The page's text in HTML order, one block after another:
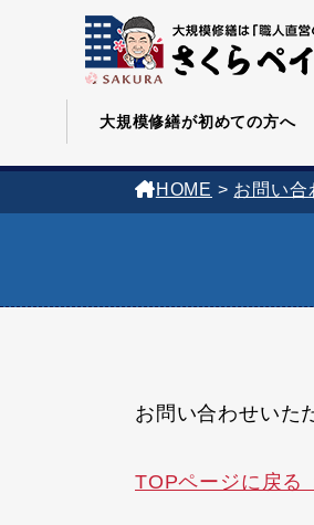
大規模修繕が初めての方へ
HOME > お問い合
お問い合わせいた
TOPページに戻る